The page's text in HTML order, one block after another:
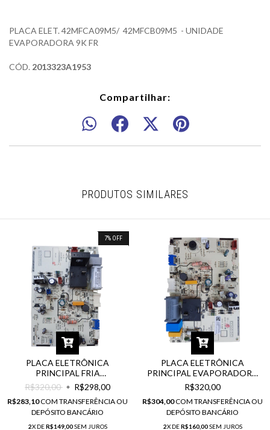
PLACA ELET. 42MFCA09M5/ 42MFCB09M5 - UNIDADE
EVAPORADORA 9K FR
CÓD. 2013323A1953
Compartilhar:
PRODUTOS SIMILARES
7% OFF
PLACA ELETRÔNICA
PRINCIPAL FRIA
EVAPORADORA MIDEA
42MACA09S5 E 42MACT09S5
CÓD. 17122000026061 E
17122000A15656
R$320,00 R$298,00
R$283,10COM TRANSFERÊNCIA OU
DEPÓSITO BANCÁRIO
2X DER$149,00SEM JUROS
PLACA ELETRÔNICA
PRINCIPAL EVAPORADORA
CONFEE FRIO 42AFCD09F5
220V
R$320,00
R$304,00COM TRANSFERÊNCIA OU
DEPÓSITO BANCÁRIO
2X DER$160,00SEM JUROS